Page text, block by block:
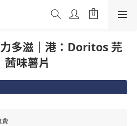
多滋｜港：Doritos 芫
茜味薯片
費